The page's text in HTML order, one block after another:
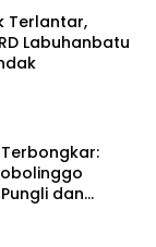
Terlantar,
Labuhanbatu
dan